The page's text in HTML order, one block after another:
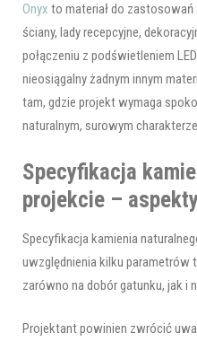
Onyx to materiał do
ściany, lady recepcyjne,
połączeniu z podświetleniem
nieosiągalny żadnym innym
tam, gdzie projekt wymaga
naturalnym, surowym
Specyfikacja
projekcie –
Specyfikacja kamienia
uwzględnienia kilku parametrów
zarówno na dobór gatunku, jak i
Projektant powinien zwrócić